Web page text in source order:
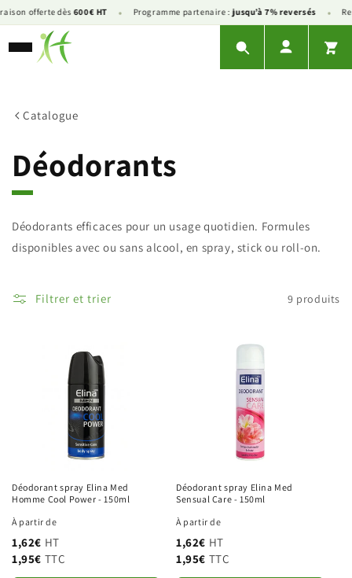
Ignorer
contenu
offerte dès600€ HT Programme partenaire :jusqu’à 7% reversés
Catalogue
C
o
l
o
n
:
Déodorants
Déodorants efficaces pour un usage quotidien. Formules
disponibles avec ou sans alcool, en spray, stick ou roll-on.
Filtrer et trier 9 produits
Déodorant spray Elina Med
Homme Cool Power - 150ml
À partir de
1,62€ HT
1,95€ TTC
Déodorant spray Elina Med
Sensual Care - 150ml
À partir de
1,62€ HT
1,95€ TTC